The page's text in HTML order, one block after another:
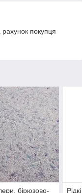
покупця
бірюзово-